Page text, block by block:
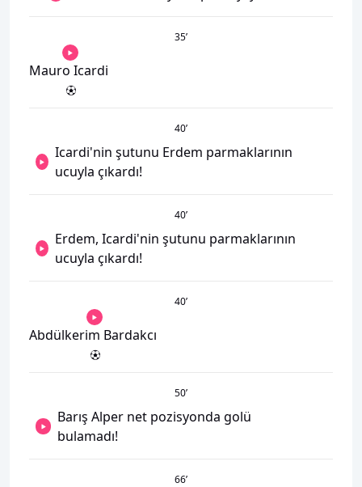
35’
Mauro Icardi
40’
Icardi'nin şutunu Erdem parmaklarının
ucuyla çıkardı!
40’
Erdem, Icardi'nin şutunu parmaklarının
ucuyla çıkardı!
40’
Abdülkerim Bardakcı
50’
Barış Alper net pozisyonda golü
bulamadı!
66’